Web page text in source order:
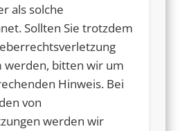
als solche
Sollten Sie trotzdem
werden, bitten wir um
Hinweis. Bei
von
werden wir